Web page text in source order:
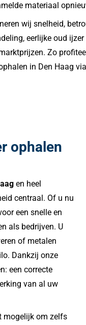
materiaal
wij snelheid,
eerlijke oud
Zo
in Den Haag
ophalen
en heel
centraal. Of u nu
een snelle en
als bedrijven. U
of metalen
Dankzij onze
een correcte
van al uw
mogelijk om zelfs